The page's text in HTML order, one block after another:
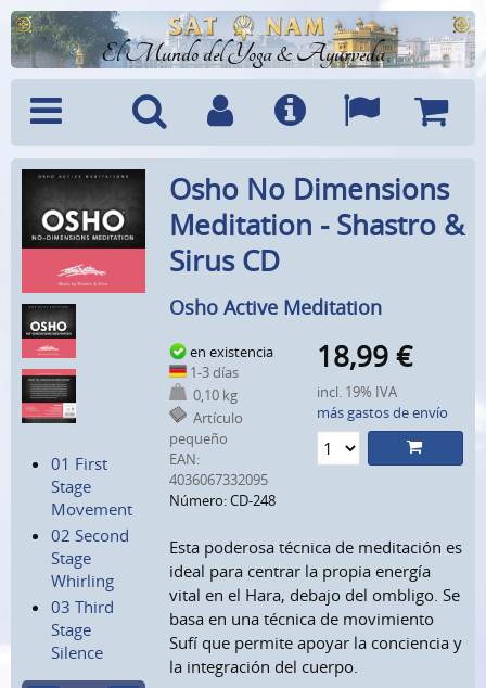
El Mundo del Yoga & Ayurveda
Menú Búsquedad
CuentaInfo IdiomasCesta
01 First
Stage
Movement
02 Second
Stage
Whirling
03 Third
Stage
Silence
Osho No Dimensions
Meditation - Shastro &
Sirus CD
Osho Active Meditation
en existencia
1-3 días
0,10 kg
Artículo
pequeño
EAN:
4036067332095
Número: CD-248
18,99 €
incl. 19% IVA
más gastos de envío
Esta poderosa técnica de meditación es
ideal para centrar la propia energía
vital en el Hara, debajo del ombligo. Se
basa en una técnica de movimiento
Sufí que permite apoyar la conciencia y
la integración del cuerpo.